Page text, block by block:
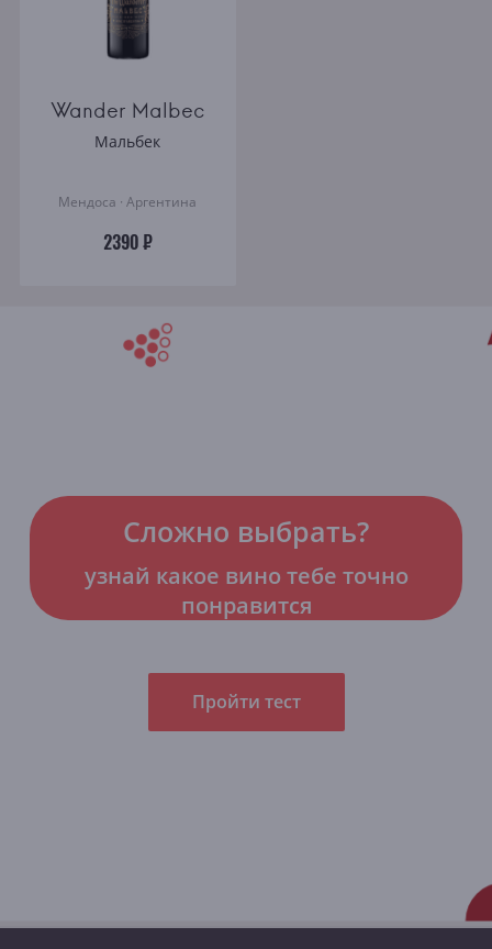
Wander Malbec
Мальбек
Мендоса · Аргентина
2390 ₽
Сложно выбрать?
узнай какое вино тебе точно
понравится
Пройти тест